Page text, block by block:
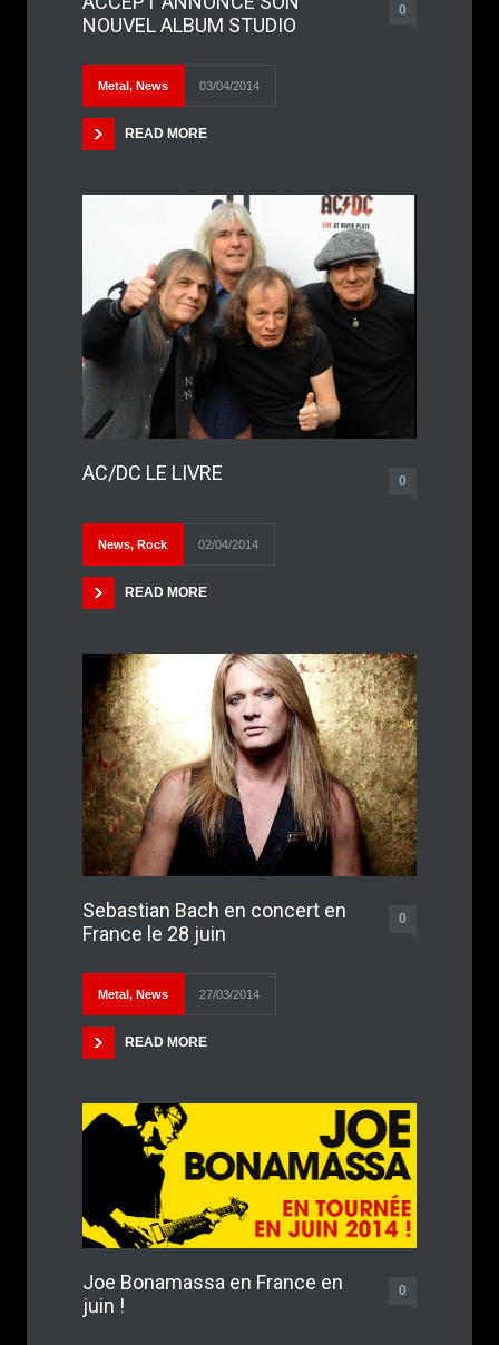
NOUVEL ALBUM STUDIO
0
Metal, News 03/04/2014
READ MORE
AC/DC LE LIVRE 0
News, Rock 02/04/2014
READ MORE
Sebastian Bach en concert en
France le 28 juin
0
Metal, News 27/03/2014
READ MORE
Joe Bonamassa en France en
juin !
0